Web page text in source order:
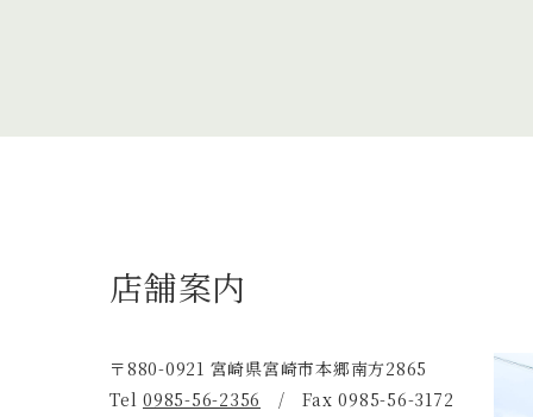
店舗案内
〒880-0921 宮崎県宮崎市本郷南方2865
Tel 0985-56-2356 / Fax 0985-56-3172